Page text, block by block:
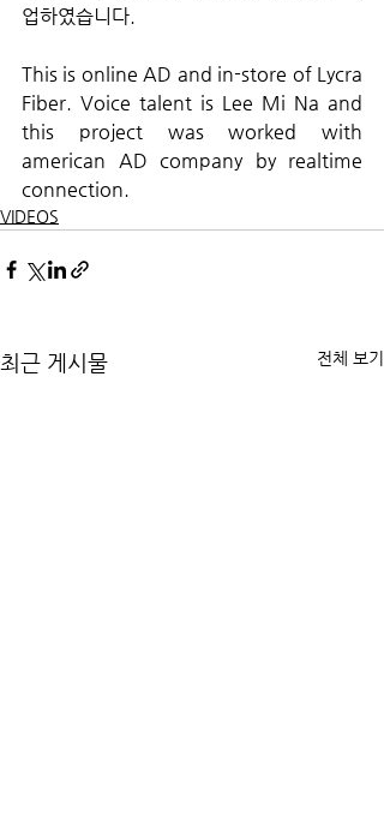
업하였습니다.
This is online AD and in-store of Lycra
Fiber. Voice talent is Lee Mi Na and
this project was worked with
american AD company by realtime
connection.
VIDEOS
최근 게시물 전체 보기